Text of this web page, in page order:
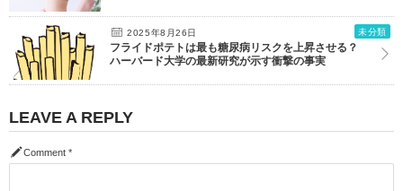
2025年8月26日 未分類
フライドポテトは最も糖尿病リスクを上昇させる？
ハーバード大学の最新研究が示す衝撃の事実
LEAVE A REPLY
Comment *